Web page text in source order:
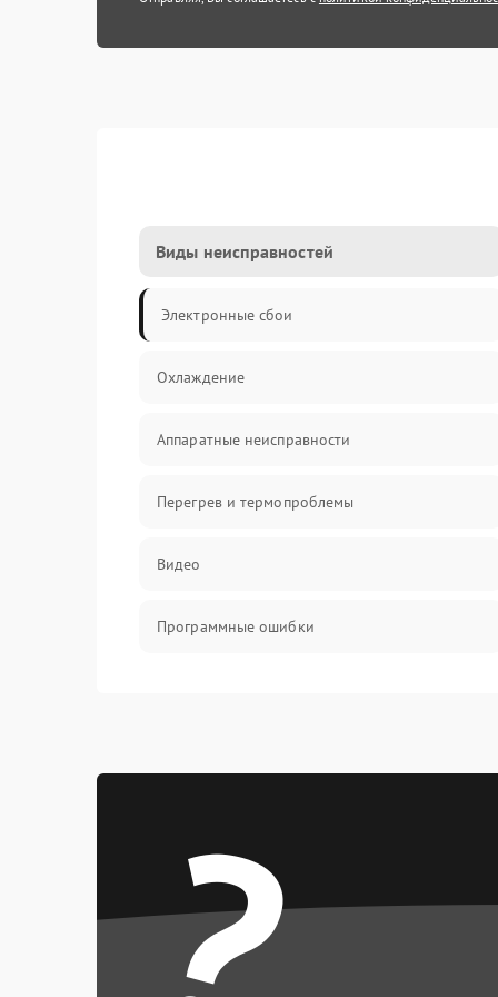
Виды неисправностей
Электронные сбои
Охлаждение
Аппаратные неисправности
Перегрев и термопроблемы
Видео
Программные ошибки
Питание
Электронные компоненты